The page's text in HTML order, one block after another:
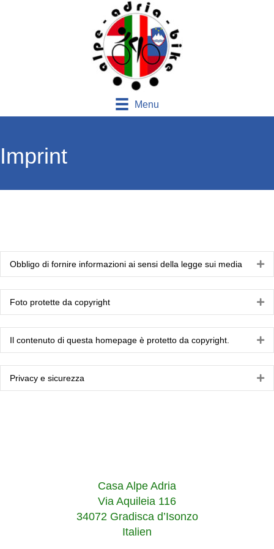
Menu
Imprint
Obbligo di fornire informazioni ai sensi della legge sui media
Foto protette da copyright
Il contenuto di questa homepage è protetto da copyright.
Privacy e sicurezza
Casa Alpe Adria
Via Aquileia 116
34072 Gradisca d’Isonzo
Italien